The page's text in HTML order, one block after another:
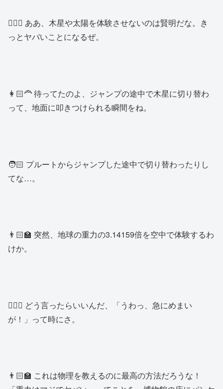
👱🏻‍♂️ ああ、木星や太陽を体験させないのは賢明だな。き
っとヤバいことになるぜ。
👩🏻‍🦰 待ってたのよ、ジャンプの途中で木星に切り替わ
って、地面に叩きつけられる瞬間をね。
🧑🏻 プルートからジャンプした途中で切り替わったりし
てな…。
👨🏻‍🏫 突然、地球の重力の3.14159倍を空中で体験するわ
けか。
👱🏻‍♂️ どう言ったらいいんだ、「うわっ、急にめまい
が！」って時にさ。
👨🏻‍🏫 これは物理を教えるのに最高の方法だろうな！